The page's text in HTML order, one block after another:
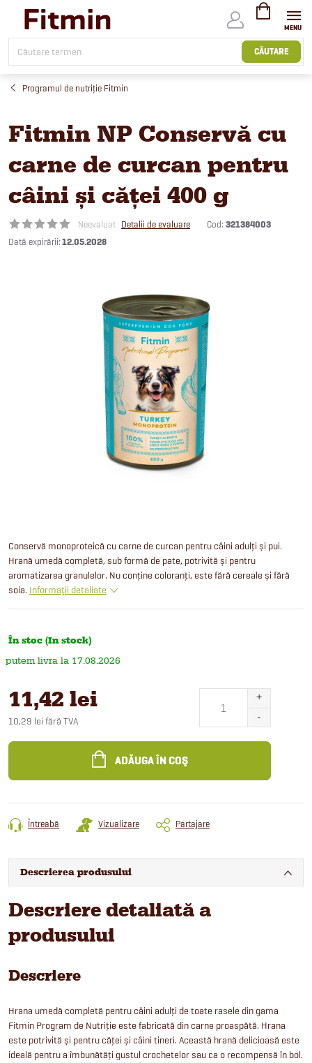
conținut
CĂUTARE
COŞ
DE
Programul de nutriție Fitmin
Fitmin NP Conservă cu
carne de curcan pentru
câini și căței 400 g
Neevaluat Detalii de evaluare Cod: 321384003
12.05.2028
Conservă monoproteică cu carne de curcan pentru câini adulți și pui.
Hrană umedă completă, sub formă de pate, potrivită și pentru
aromatizarea granulelor. Nu conține coloranți, este fără cereale și fără
soia. Informaţii detaliate
În stoc (In stock)
17.08.2026
11,42 lei
10,29 lei fără TVA
preţ:
ADĂUGA ÎN COŞ
Întreabă Vizualizare Partajare
Descrierea produsului
Descriere detaliată a
produsului
Descriere
Hrana umedă completă pentru câini adulți de toate rasele din gama
Fitmin Program de Nutriție este fabricată din carne proaspătă. Hrana
este potrivită și pentru căței și câini tineri. Această hrană delicioasă este
ideală pentru a îmbunătăți gustul crochetelor sau ca o recompensă în bol.